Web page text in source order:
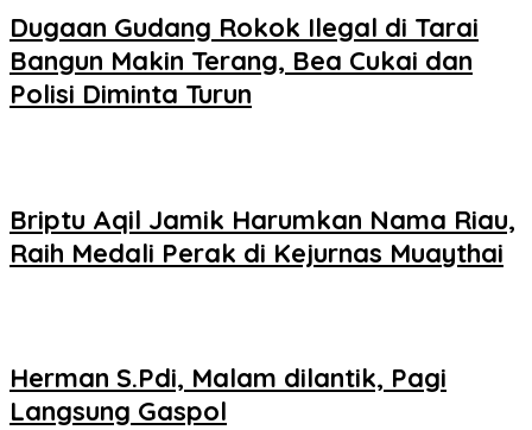
Dugaan Gudang Rokok Ilegal di Tarai
Bangun Makin Terang, Bea Cukai dan
Polisi Diminta Turun
Briptu Aqil Jamik Harumkan Nama Riau,
Raih Medali Perak di Kejurnas Muaythai
Herman S.Pdi, Malam dilantik, Pagi
Langsung Gaspol